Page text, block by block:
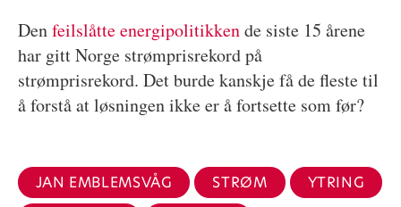
Denfeilslåtte energipolitikkende siste 15 årene
har gitt Norge strømprisrekord på
strømprisrekord. Det burde kanskje få de fleste til
å forstå at løsningen ikke er å fortsette som før?
JAN EMBLEMSVÅG STRØM
YTRING